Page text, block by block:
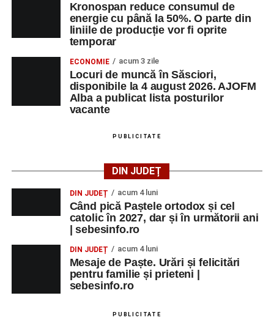
Seară cu tradiții săsești, cu participarea:
Fanfarei din Petrești;
Trupei de Dansuri Săsești;
Alexandrei Pamfilie;
Alfred Dahinten.
(Italia, 2024), film de familie, AP12, după o poveste
MARȚI, 25 AUGUST 2026
Grădina Muzeului Municipal „Ioan
Raica” Sebeș
„Armonia artelor”– salon literar și întâlnire
cu artele plastice, organizat alături de artiști locali.
(Italia, 2025), dramă inspirată de povestea nașterii operei
Kronospan reduce consumul de
energie cu până la 50%. O parte din
liniile de producție vor fi oprite
temporar
ECONOMIE acum 3 zile
Locuri de muncă în Săsciori,
disponibile la 4 august 2026. AJOFM
Alba a publicat lista posturilor
vacante
PUBLICITATE
DIN JUDEȚ
DIN JUDEȚ acum 4 luni
Când pică Paștele ortodox și cel
catolic în 2027, dar și în următorii ani
| sebesinfo.ro
DIN JUDEȚ acum 4 luni
Mesaje de Paște. Urări și felicitări
pentru familie și prieteni |
sebesinfo.ro
PUBLICITATE